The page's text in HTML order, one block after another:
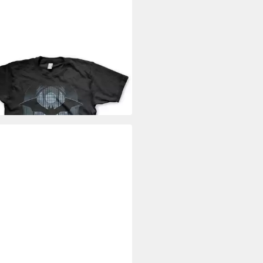
I Am The Shadows Big Tall T-
€